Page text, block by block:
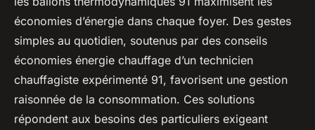
économies d’énergie dans chaque foyer. Des gestes
simples au quotidien, soutenus par des conseils
économies énergie chauffage d’un technicien
chauffagiste expérimenté 91, favorisent une gestion
raisonnée de la consommation. Ces solutions
répondent aux besoins des particuliers exigeant